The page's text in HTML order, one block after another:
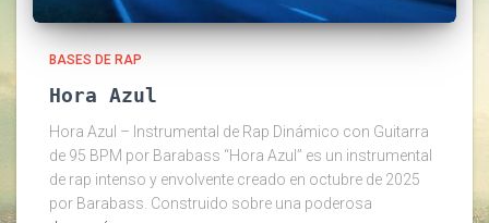
BASES DE RAP
Hora Azul
Hora Azul – Instrumental de Rap Dinámico con Guitarra
de 95 BPM por Barabass “Hora Azul” es un instrumental
de rap intenso y envolvente creado en octubre de 2025
por Barabass. Construido sobre una poderosa